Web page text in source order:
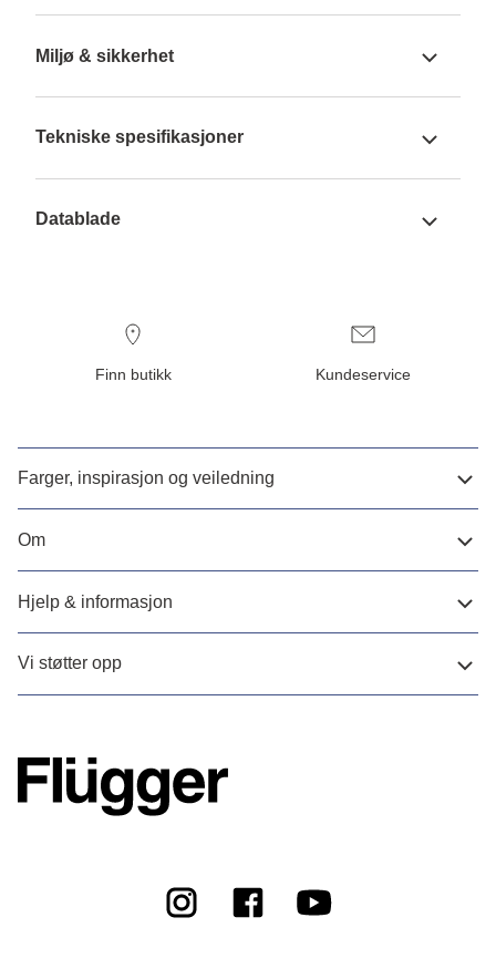
Miljø & sikkerhet
Tekniske spesifikasjoner
Datablade
Finn butikk Kundeservice
Farger, inspirasjon og veiledning
Om
Hjelp & informasjon
Vi støtter opp